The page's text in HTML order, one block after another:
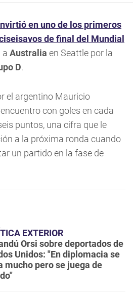
en uno de los primeros
de final del Mundial
a Australia en Seattle por la
D.
el argentino Mauricio
con goles en cada
puntos, una cifra que le
a la próxima ronda cuando
un partido en la fase de
EXTERIOR
Orsi sobre deportados de
Unidos: "En diplomacia se
mucho pero se juega de